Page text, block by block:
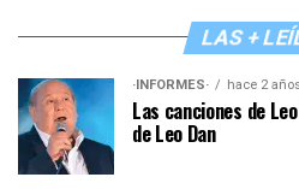
LAS +
·INFORMES· hace 2
Las canciones de
de Leo Dan